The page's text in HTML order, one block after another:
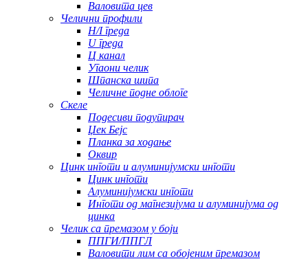
Валовита цев
Челични профили
H/I греда
U греда
Ц канал
Угаони челик
Шпанска шипа
Челичне подне облоге
Скеле
Подесиви подупирач
Џек Бејс
Планка за ходање
Оквир
Цинк инготи и алуминијумски инготи
Цинк инготи
Алуминијумски инготи
Инготи од магнезијума и алуминијума од
цинка
Челик са премазом у боји
ППГИ/ППГЛ
Валовити лим са обојеним премазом